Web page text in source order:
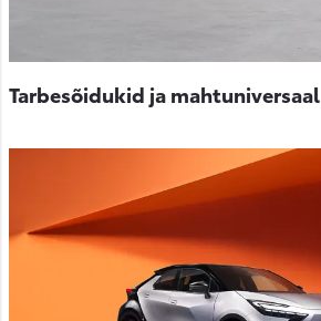
Tarbesõidukid ja mahtuniversaal